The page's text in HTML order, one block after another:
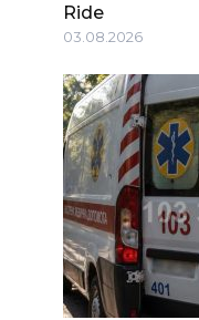
Ride
03.08.2026